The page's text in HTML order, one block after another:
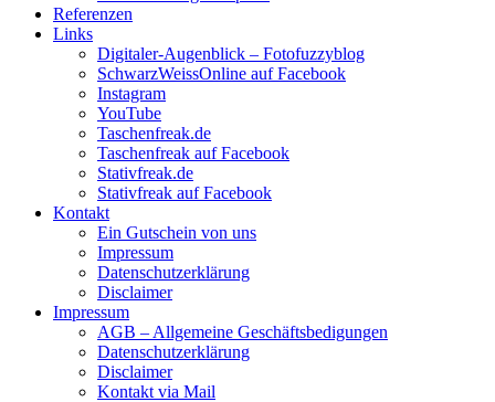
Referenzen
Links
Digitaler-Augenblick – Fotofuzzyblog
SchwarzWeissOnline auf Facebook
Instagram
YouTube
Taschenfreak.de
Taschenfreak auf Facebook
Stativfreak.de
Stativfreak auf Facebook
Kontakt
Ein Gutschein von uns
Impressum
Datenschutzerklärung
Disclaimer
Impressum
AGB – Allgemeine Geschäftsbedigungen
Datenschutzerklärung
Disclaimer
Kontakt via Mail